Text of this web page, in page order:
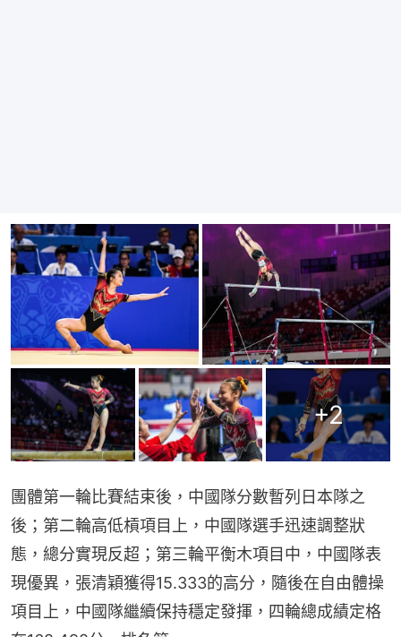
+2
團體第一輪比賽結束後，中國隊分數暫列日本隊之
後；第二輪高低槓項目上，中國隊選手迅速調整狀
態，總分實現反超；第三輪平衡木項目中，中國隊表
現優異，張清穎獲得15.333的高分，隨後在自由體操
項目上，中國隊繼續保持穩定發揮，四輪總成績定格